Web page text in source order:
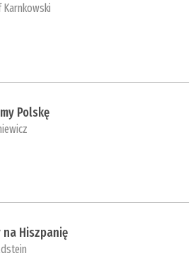
Polskę
na Hiszpanię